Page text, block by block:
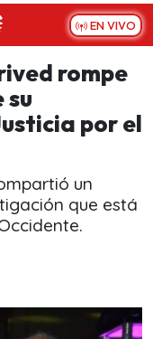
EN VIVO
rompe
su
por el
un
que está